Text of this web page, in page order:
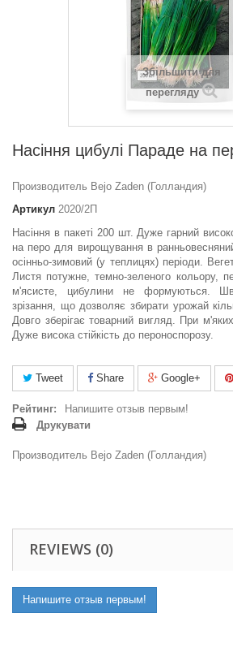
Збільшити для
перегляду
Насіння цибулі Параде на
Производитель Bejo Zaden (Голландия)
Артикул 2020/2П
Насіння в пакеті 200 шт. Дуже гарний
на перо для вирощування в ранньовесняний
осінньо-зимовий (у теплицях) періоди.
Листя потужне, темно-зеленого кольору,
м'ясисте, цибулини не формуються.
зрізання, що дозволяє збирати урожай
Довго зберігає товарний вигляд. При
Дуже висока стійкість до пероноспорозу.
Tweet Share Google+
Рейтинг:
Напишите отзыв первым!
Друкувати
Производитель Bejo Zaden (Голландия)
REVIEWS (0)
Напишите отзыв первым!